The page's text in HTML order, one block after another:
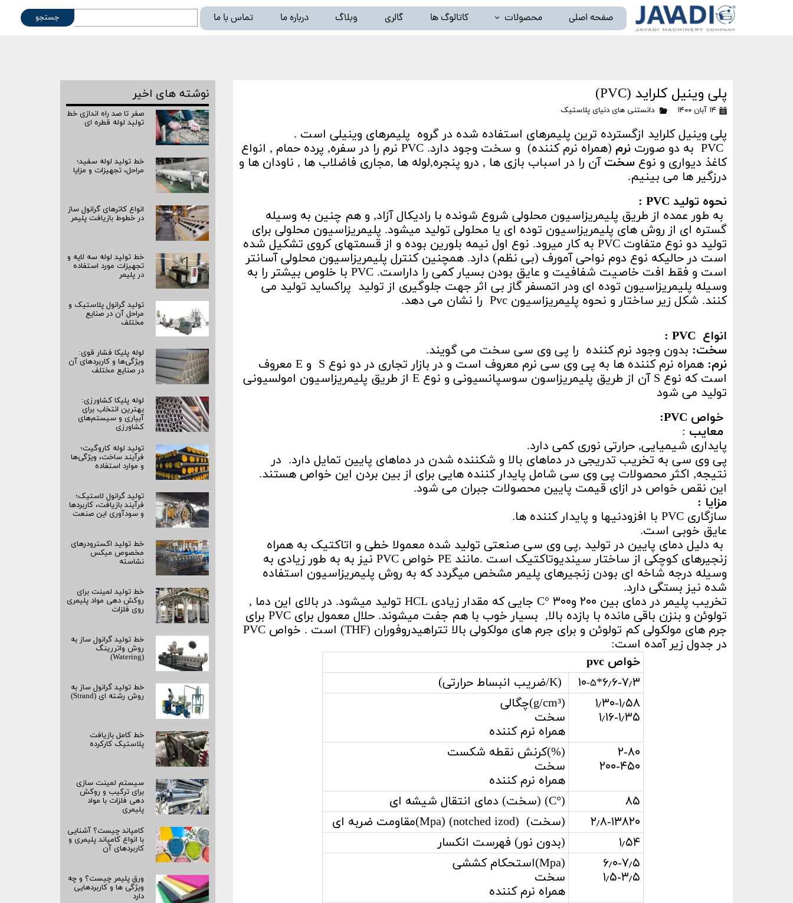
صفحه اصلی محصولات
سیلندر و مارپیچ اکسترودر
سایر محصولات ( توقف تولید )
کاتالوگ ها گالری وبلاگ درباره ما تماس با ما جستجو
پلی وینیل کلراید (PVC)
۱۴ آبان ۱۴۰۰ دانستنی های دنیای پلاستیک
پلی وینیل کلراید ازگسترده ترین پلیمرهای استفاده شده در گروه پلیمرهای وینیلی است .
نرم
(همراه نرم کننده) و سخت وجود دارد. PVC نرم را در سفره, پرده حمام , انواع
کاغذ دیواری و نوع سخت آن را در اسباب بازی ها , درو پنجره,لوله ها ,مجاری فاضلاب ها , ناودان ها و
درزگیر ها می بینیم.
نحوه تولید PVC :
به طور عمده از طریق پلیمریزاسیون محلولی شروع شونده با رادیکال آزاد, و هم چنین به وسیله
گستره ای از روش های پلیمریزاسیون توده ای یا محلولی تولید میشود. پلیمریزاسیون محلولی برای
تولید دو نوع متفاوت PVC به کار میرود. نوع اول نیمه بلورین بوده و از قسمتهای کروی تشکیل شده
است در حالیکه نوع دوم نواحی آمورف (بی نظم) دارد. همچنین کنترل پلیمریزاسیون محلولی آسانتر
است و فقط افت خاصیت شفافیت و عایق بودن بسیار کمی را داراست. PVC با خلوص بیشتر را به
وسیله پلیمریزاسیون توده ای ودر اتمسفر گاز بی اثر جهت جلوگیری از تولید پراکساید تولید می
کنند. شکل زیر ساختار و نحوه پلیمریزاسیون Pvc را نشان می دهد.
انواع PVC :
سخت: بدون وجود نرم کننده را پی وی سی سخت می گویند.
نرم:
همراه نرم کننده ها به پی وی سی نرم معروف است و در بازار تجاری در دو نوع S و E معروف
است که نوع S آن از طریق پلیمریزاسون سوسپانسیونی و نوع E از طریق پلیمریزاسیون امولسیونی
تولید می شود
خواص PVC
:
معایب :
پایداری شیمیایی, حرارتی نوری کمی دارد.
پی وی سی به تخریب تدریجی در دماهای بالا و شکننده شدن در دماهای پایین تمایل دارد. در
نتیجه, اکثر محصولات پی وی سی شامل پایدار کننده هایی برای از بین بردن این خواص هستند.
این نقص خواص در ازای قیمت پایین محصولات جبران می شود.
مزایا :
سازگاری PVC با افزودنیها و پایدار کننده ها.
عایق خوبی است.
به دلیل دمای پایین در تولید ,پی وی سی صنعتی تولید شده معمولا خطی و اتاکتیک به همراه
زنجیرهای کوچکی از ساختار سیندیوتاکتیک است .مانند PE خواص PVC نیز به به طور زیادی به
وسیله درجه شاخه ای بودن زنجیرهای پلیمر مشخص میگردد که به روش پلیمریزاسیون استفاده
شده نیز بستگی دارد.
تخریب پلیمر در دمای بین ۲۰۰ وC° ۳۰۰ جایی که مقدار زیادی HCL تولید میشود. در بالای این دما ,
تولوئن و بنزن باقی مانده با بازده بالا, بسیار خوب با هم جفت میشوند. حلال معمول برای PVC برای
جرم های مولکولی کم تولوئن و برای جرم های مولکولی بالا تتراهیدروفوران (THF) است . خواص PVC
در جدول زیر آمده است:
خواص pvc
۶٫۶-۷٫۳*۱۰ -۵
(K/ضریب انبساط حرارتی)
۱٫۳۰-۱٫۵۸
۱٫۱۶-۱٫۳۵
(g/cm³)چگالی
سخت
همراه نرم کننده
۲-۸۰
۲۰۰-۴۵۰
(%)کرنش نقطه شکست
سخت
همراه نرم کننده
۸۵
(°C) (سخت) دمای انتقال شیشه ای
۲٫۸-۱۳۸۲۰
(سخت) (notched izod) (Mpa)مقاومت ضربه ای
۱٫۵۴
(بدون نور) فهرست انکسار
۶٫۰-۷٫۵
۱٫۵-۳٫۵
(Mpa)استحکام کششی
سخت
همراه نرم کننده
نوشته های اخیر
صفر تا صد راه‌ اندازی خط
تولید لوله قطره ای
خط تولید لوله سفید؛
مراحل، تجهیزات و مزایا
انواع کاترهای گرانول ساز
در خطوط بازیافت پلیمر
خط تولید لوله سه لایه و
تجهیزات مورد استفاده
در پلیمر
تولید گرانول پلاستیک و
مراحل آن در صنایع
مختلف
لوله پلیکا فشار قوی:
ویژگی‌ها و کاربردهای آن
در صنایع مختلف
لوله پلیکا کشاورزی:
بهترین انتخاب برای
آبیاری و سیستم‌های
کشاورزی
تولید لوله کاروگیت؛
فرآیند ساخت، ویژگی‌ها
و موارد استفاده
تولید گرانول لاستیک؛
فرآیند بازیافت، کاربردها
و سودآوری این صنعت
خط تولید اکسترودرهای
مخصوص میکس
نشاسته
خط تولید لمینت برای
روکش‌ دهی مواد پلیمری
روی فلزات
خط تولید گرانول ساز به
روش واتررینگ
(Watering)
خط تولید گرانول ساز به
روش رشته‌ ای (Strand)
خط کامل بازیافت
پلاستیک کارکرده
سیستم لمینت‌ سازی
برای ترکیب و روکش‌
دهی فلزات با مواد
پلیمری
کامپاند چیست؟ آشنایی
با انواع کامپاند پلیمری و
کاربردهای آن
ورق پلیمر چیست؟ و چه
ویژگی ها و کاربردهایی
دارد